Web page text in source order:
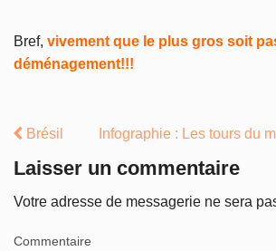
Bref, vivement que le plus gros soit
déménagement!!!
Brésil Infographie : Les tours du
Laisser un commentaire
Votre adresse de messagerie ne sera
Commentaire